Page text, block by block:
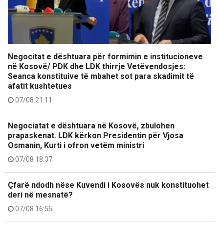
Negocitat e dështuara për formimin e institucioneve
në Kosovë/ PDK dhe LDK thirrje Vetëvendosjes:
Seanca konstituive të mbahet sot para skadimit të
afatit kushtetues
07/08 21:11
Negociatat e dështuara në Kosovë, zbulohen
prapaskenat. LDK kërkon Presidentin për Vjosa
Osmanin, Kurti i ofron vetëm ministri
07/08 18:37
Çfarë ndodh nëse Kuvendi i Kosovës nuk konstituohet
deri në mesnatë?
07/08 16:55